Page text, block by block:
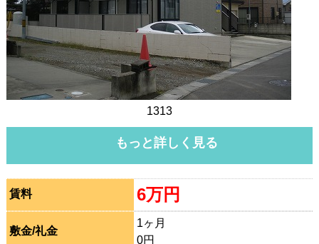
1313
もっと詳しく見る
賃料 6万円
敷金/礼金
1ヶ月
0円